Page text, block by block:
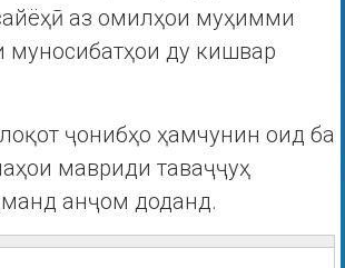
аз омилҳои муҳимми
муносибатҳои ду кишвар
ҷонибҳо ҳамчунин оид ба
мавриди таваҷҷуҳ
анҷом доданд.